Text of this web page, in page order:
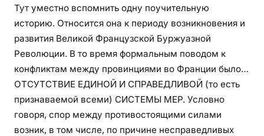
Тут уместно вспомнить одну поучительную
историю. Относится она к периоду возникновения и
развития Великой Французской Буржуазной
Революции. В то время формальным поводом к
конфликтам между провинциями во Франции было…
ОТСУТСТВИЕ ЕДИНОЙ И СПРАВЕДЛИВОЙ (то есть
признаваемой всеми) СИСТЕМЫ МЕР. Условно
говоря, спор между противостоящими силами
возник, в том числе, по причине несправедливых